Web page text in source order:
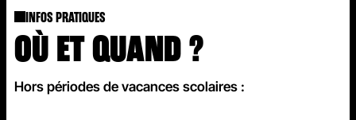
INFOS PRATIQUES
OÙ ET QUAND ?
Hors périodes de vacances scolaires :